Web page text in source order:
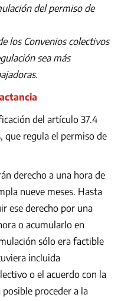
del permiso de
los Convenios colectivos
sea más
del artículo 37.4
que regula el permiso de
derecho a una hora de
nueve meses. Hasta
ese derecho por una
o acumularlo en
sólo era factible
incluida
o el acuerdo con la
proceder a la